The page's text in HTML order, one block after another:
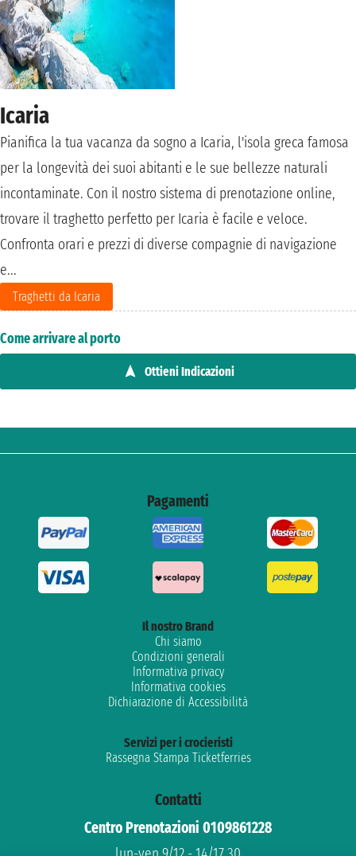
Icaria
Pianifica la tua vacanza da sogno a Icaria, l'isola greca famosa
per la longevità dei suoi abitanti e le sue bellezze naturali
incontaminate. Con il nostro sistema di prenotazione online,
trovare il traghetto perfetto per Icaria è facile e veloce.
Confronta orari e prezzi di diverse compagnie di navigazione
e...
Traghetti da Icaria
Come arrivare al porto
Ottieni Indicazioni
Pagamenti
Il nostro Brand
Chi siamo
Condizioni generali
Informativa privacy
Informativa cookies
Dichiarazione di Accessibilità
Servizi per i crocieristi
Rassegna Stampa Ticketferries
Contatti
Centro Prenotazioni 0109861228